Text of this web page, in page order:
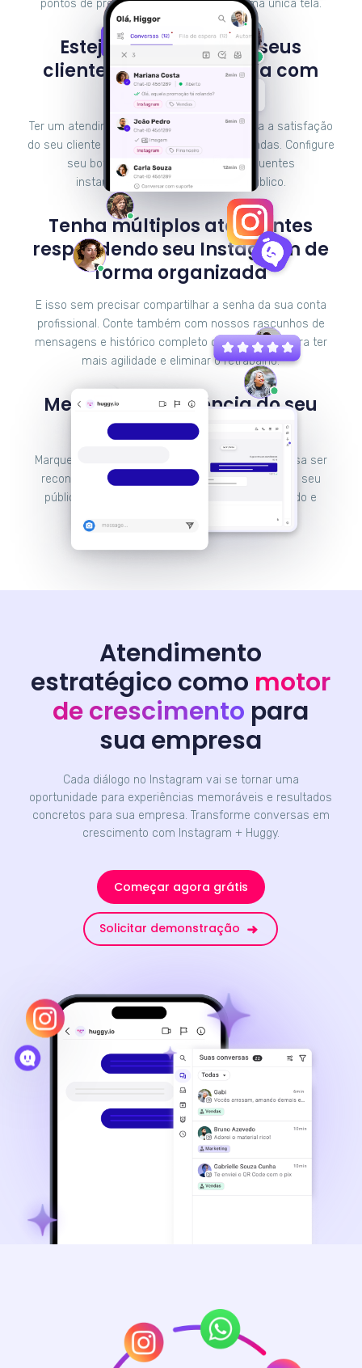
pontos de presença no Instagram em uma única tela.
Esteja presente para seus
clientes 24 horas por dia com
chatbots
Ter um atendimento em tempo real aumenta a satisfação
do seu cliente e, consequentemente, as vendas. Configure
seu bot para responder dúvidas frequentes
instantaneamente e fidelize seu público.
Tenha múltiplos atendentes
respondendo seu Instagram de
forma organizada
E isso sem precisar compartilhar a senha da sua conta
profissional. Conte também com nossos rascunhos de
mensagens e histórico completo de interações para ter
mais agilidade e eliminar o retrabalho.
Melhore a experiência do seu
cliente e venda mais
Marque presença no Instagram e faça sua empresa ser
reconhecida pela experiência que proporciona ao seu
público através de um atendimento personalizado e
Atendimento
estratégico como motor
de crescimento para
sua empresa
Cada diálogo no Instagram vai se tornar uma
oportunidade para experiências memoráveis e resultados
concretos para sua empresa. Transforme conversas em
crescimento com Instagram + Huggy.
Começar agora grátis
Solicitar demonstração